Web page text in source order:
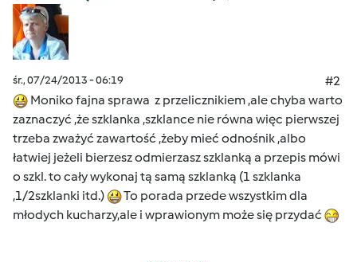
śr., 07/24/2013 - 06:19
#2
Moniko fajna sprawa z przelicznikiem ,ale chyba warto
zaznaczyć ,że szklanka ,szklance nie równa więc pierwszej
trzeba zważyć zawartość ,żeby mieć odnośnik ,albo
łatwiej jeżeli bierzesz odmierzasz szklanką a przepis mówi
o szkl. to cały wykonaj tą samą szklanką (1 szklanka
,1/2szklanki itd.)
To porada przede wszystkim dla
młodych kucharzy,ale i wprawionym może się przydać